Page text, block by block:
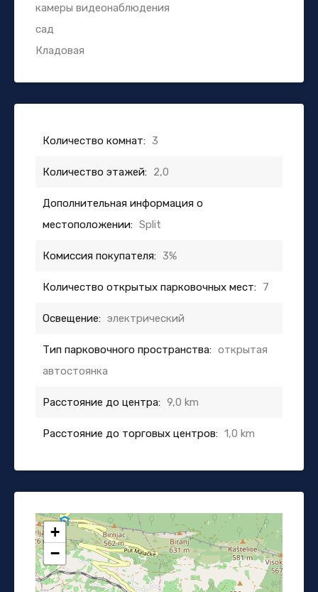
камеры видеонаблюдения
сад
Кладовая
Количество комнат: 3
Количество этажей: 2,0
Дополнительная информация о
местоположении: Split
Комиссия покупателя: 3%
Количество открытых парковочных мест: 7
Освещение: электрический
Тип парковочного пространства: открытая
автостоянка
Расстояние до центра: 9,0 km
Расстояние до торговых центров: 1,0 km
+
−